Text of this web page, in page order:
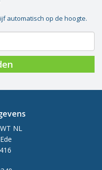
automatisch op de hoogte.
NL